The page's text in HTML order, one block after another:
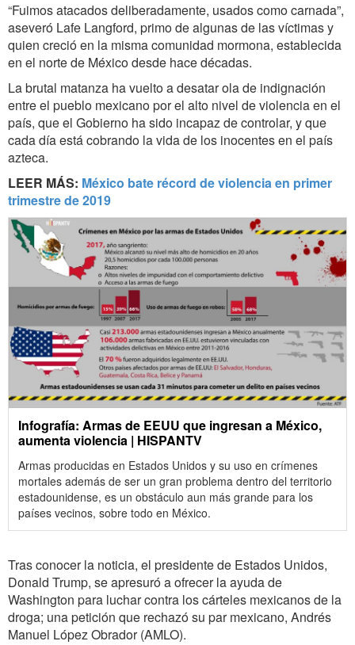
“Fuimos atacados deliberadamente, usados como carnada”,
aseveró Lafe Langford, primo de algunas de las víctimas y
quien creció en la misma comunidad mormona, establecida
en el norte de México desde hace décadas.
La brutal matanza ha vuelto a desatar ola de indignación
entre el pueblo mexicano por el alto nivel de violencia en el
país, que el Gobierno ha sido incapaz de controlar, y que
cada día está cobrando la vida de los inocentes en el país
azteca.
LEER MÁS: México bate récord de violencia en primer
trimestre de 2019
Infografía: Armas de EEUU que ingresan a México,
aumenta violencia | HISPANTV
Armas producidas en Estados Unidos y su uso en crímenes
mortales además de ser un gran problema dentro del territorio
estadounidense, es un obstáculo aun más grande para los
países vecinos, sobre todo en México.
Tras conocer la noticia, el presidente de Estados Unidos,
Donald Trump, se apresuró a ofrecer la ayuda de
Washington para luchar contra los cárteles mexicanos de la
droga; una petición que rechazó su par mexicano, Andrés
Manuel López Obrador (AMLO).